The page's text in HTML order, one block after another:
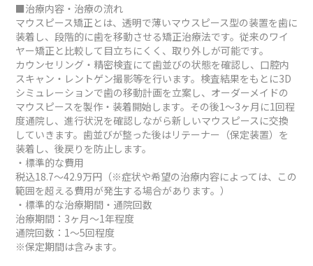
■治療内容・治療の流れ
マウスピース矯正とは、透明で薄いマウスピース型の装置を歯に
装着し、段階的に歯を移動させる矯正治療法です。従来のワイ
ヤー矯正と比較して目立ちにくく、取り外しが可能です。
カウンセリング・精密検査にて歯並びの状態を確認し、口腔内
スキャン・レントゲン撮影等を行います。検査結果をもとに3D
シミュレーションで歯の移動計画を立案し、オーダーメイドの
マウスピースを製作・装着開始します。その後1～3ヶ月に1回程
度通院し、進行状況を確認しながら新しいマウスピースに交換
していきます。歯並びが整った後はリテーナー（保定装置）を
装着し、後戻りを防止します。
・標準的な費用
税込18.7～42.9万円（※症状や希望の治療内容によっては、この
範囲を超える費用が発生する場合があります。）
・標準的な治療期間・通院回数
治療期間：3ヶ月～1年程度
通院回数：1～5回程度
※保定期間は含みます。